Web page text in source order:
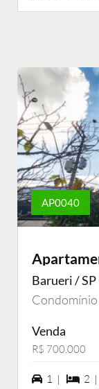
AP0040
Barueri / SP
Venda
R$ 700.000
1 vagas na
1 | 22 |